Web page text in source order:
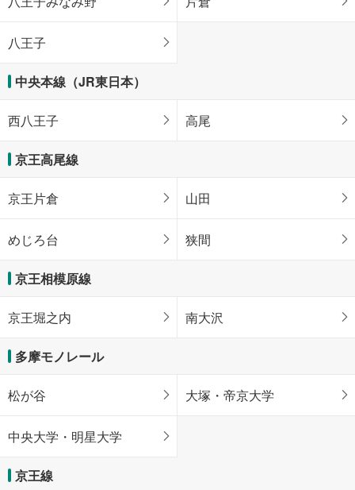
八王子
中央本線（JR東日本）
西八王子 高尾
京王高尾線
京王片倉 山田
めじろ台 狭間
京王相模原線
京王堀之内 南大沢
多摩モノレール
松が谷 大塚・帝京大学
中央大学・明星大学
京王線